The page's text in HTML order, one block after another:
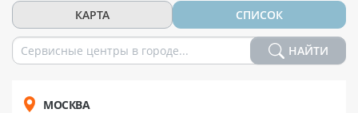
КАРТА СПИСОК
НАЙТИ
МОСКВА